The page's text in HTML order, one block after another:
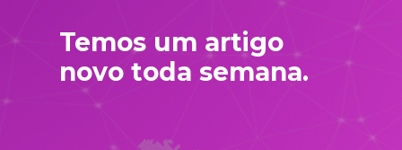
Temos um artigo
novo toda semana.